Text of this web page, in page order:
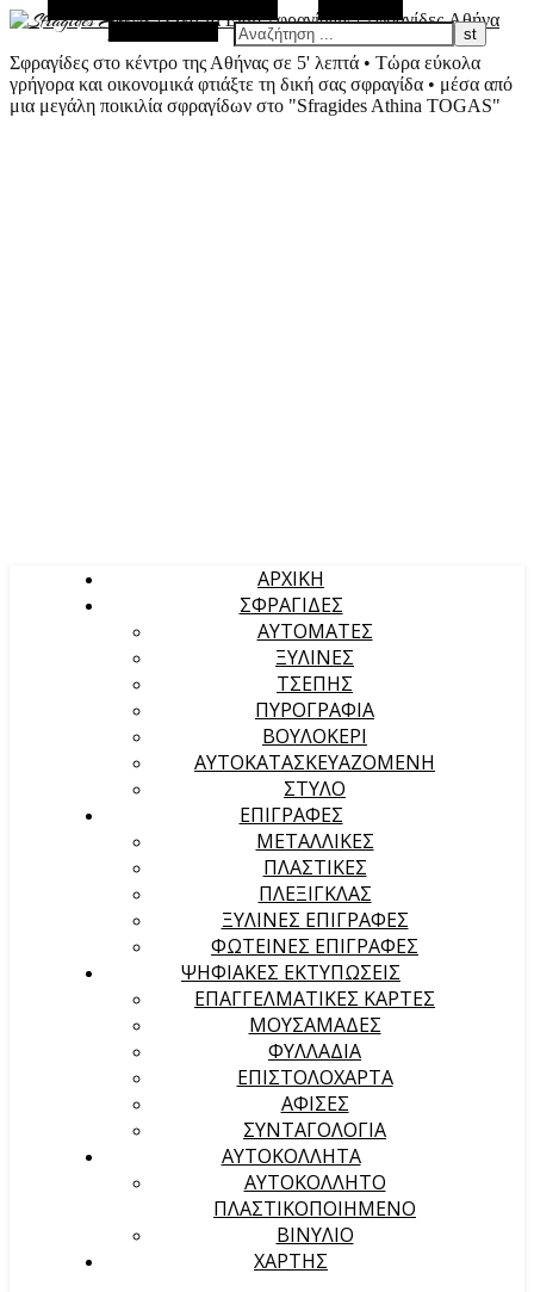
Σφραγίδες στο κέντρο της Αθήνας σε 5' λεπτά • Τώρα εύκολα
γρήγορα και οικονομικά φτιάξτε τη δική σας σφραγίδα • μέσα από
μια μεγάλη ποικιλία σφραγίδων στο "Sfragides Athina TOGAS"
Τυχαίο Άρθρο
Αναζήτηση
ΑΡΧΙΚΉ
ΣΦΡΑΓΙΔΕΣ
ΑΥΤΟΜΑΤΕΣ
ΞΥΛΙΝΕΣ
ΤΣΕΠΗΣ
ΠΥΡΟΓΡΑΦΙΑ
ΒΟΥΛΟΚΕΡΙ
ΑΥΤΟΚΑΤΑΣΚΕΥΑΖΟΜΕΝΗ
ΣΤΥΛΟ
ΕΠΙΓΡΑΦΕΣ
ΜΕΤΑΛΛΙΚΕΣ
ΠΛΑΣΤΙΚΕΣ
ΠΛΕΞΙΓΚΛΑΣ
ΞΥΛΙΝΕΣ ΕΠΙΓΡΑΦΕΣ
ΦΩΤΕΙΝΕΣ ΕΠΙΓΡΑΦΕΣ
ΨΗΦΙΑΚΕΣ ΕΚΤΥΠΩΣΕΙΣ
ΕΠΑΓΓΕΛΜΑΤΙΚΕΣ ΚΑΡΤΕΣ
ΜΟΥΣΑΜΑΔΕΣ
ΦΥΛΛΑΔΙΑ
ΕΠΙΣΤΟΛΟΧΑΡΤΑ
ΑΦΙΣΕΣ
ΣΥΝΤΑΓΟΛΟΓΙΑ
ΑΥΤΟΚΟΛΛΗΤΑ
ΑΥΤΟΚΟΛΛΗΤΟ
ΠΛΑΣΤΙΚΟΠΟΙΗΜΕΝΟ
ΒΙΝΥΛΙΟ
ΧΑΡΤΗΣ